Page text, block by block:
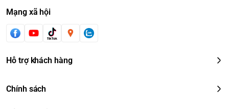
Mạng xã hội
Hỗ trợ khách hàng
Chính sách